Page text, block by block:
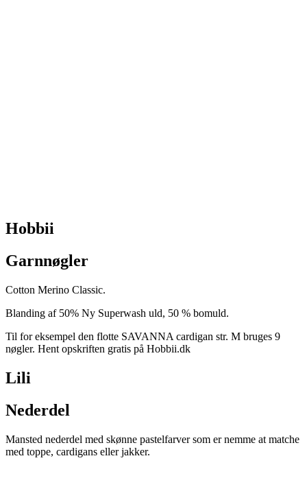
Hobbii
Garnnøgler
Cotton Merino Classic.
Blanding af 50% Ny Superwash uld, 50 % bomuld.
Til for eksempel den flotte SAVANNA cardigan str. M bruges 9
nøgler. Hent opskriften gratis på Hobbii.dk
Lili
Nederdel
Mansted nederdel med skønne pastelfarver som er nemme at matche
med toppe, cardigans eller jakker.